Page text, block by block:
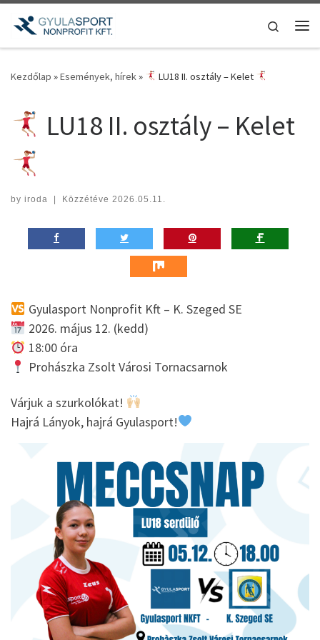
Teljes tartalom megjelenítése
Search
Kezdőlap »Események, hírek» LU18 II. osztály – Kelet
LU18 II. osztály – Kelet
by iroda | Közzétéve 2026.05.11.
Gyulasport Nonprofit Kft – K. Szeged SE
2026. május 12. (kedd)
18:00 óra
Prohászka Zsolt Városi Tornacsarnok
Várjuk a szurkolókat!
Hajrá Lányok, hajrá Gyulasport!